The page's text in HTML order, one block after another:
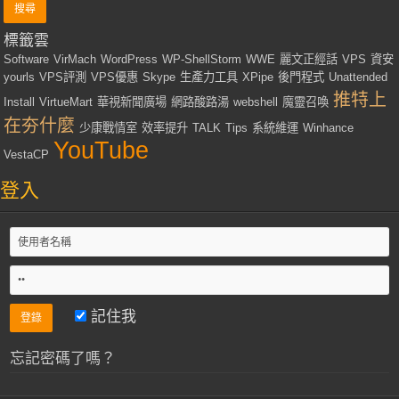
標籤雲
Software VirMach WordPress WP-ShellStorm WWE 麗文正經話 VPS 資安
yourls VPS評測 VPS優惠 Skype 生產力工具 XPipe 後門程式 Unattended
Install VirtueMart 華視新聞廣場 網路酸路湯 webshell 魔靈召喚 推特上
在夯什麼 少康戰情室 效率提升 TALK Tips 系統維運 Winhance
VestaCP YouTube
登入
記住我
忘記密碼了嗎？